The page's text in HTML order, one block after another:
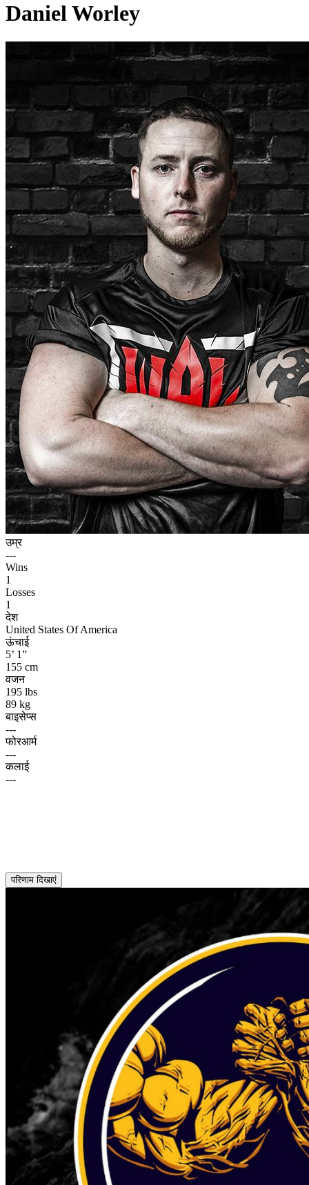
Daniel Worley
उम्र
---
Wins
1
Losses
1
देश
United States Of America
ऊंचाई
5’ 1”
155 cm
वजन
195 lbs
89 kg
बाइसेप्स
---
फोरआर्म
---
कलाई
---
परिणाम दिखाएं